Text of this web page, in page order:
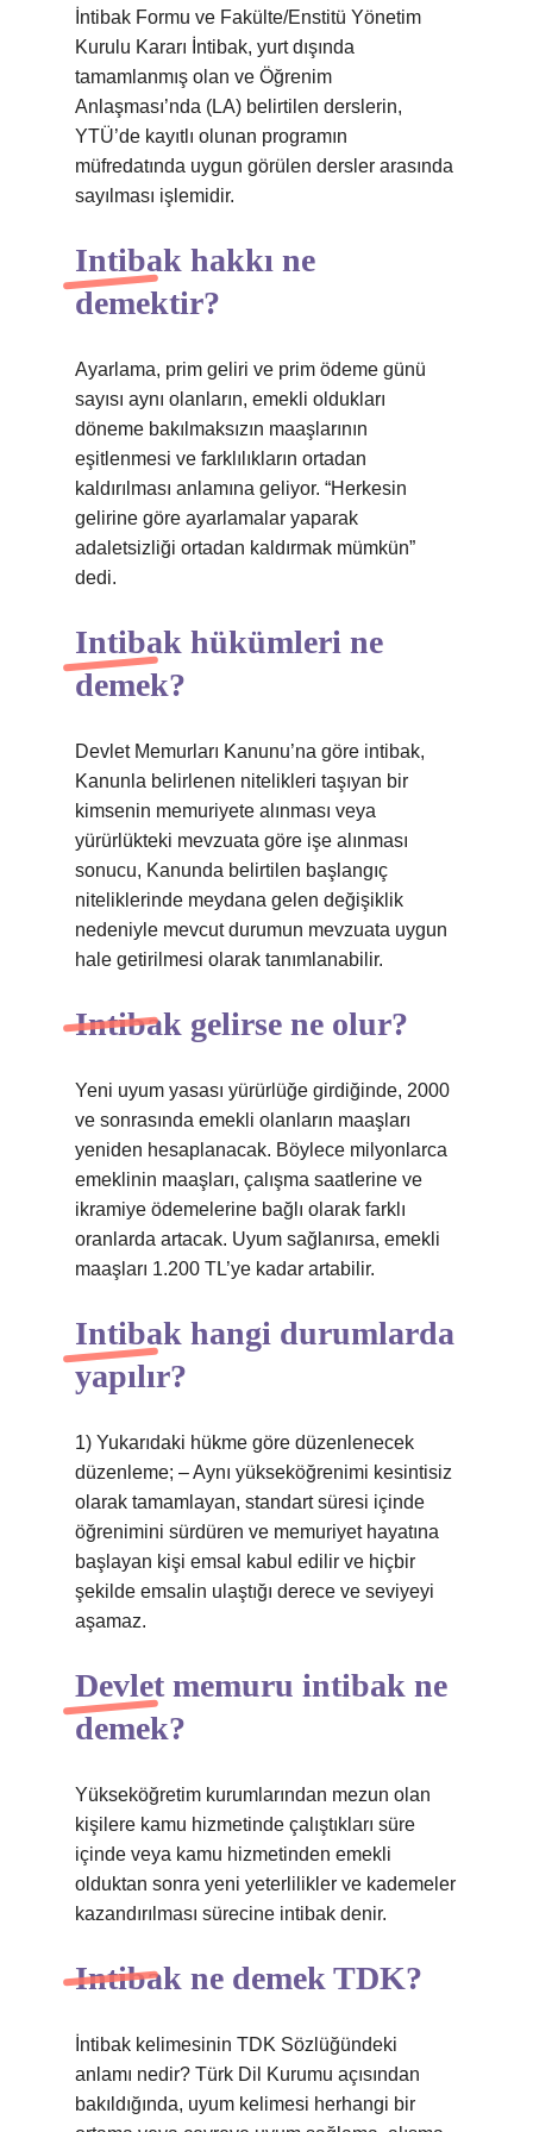
İntibak Formu ve Fakülte/Enstitü Yönetim
Kurulu Kararı İntibak, yurt dışında
tamamlanmış olan ve Öğrenim
Anlaşması’nda (LA) belirtilen derslerin,
YTÜ’de kayıtlı olunan programın
müfredatında uygun görülen dersler arasında
sayılması işlemidir.
Intibak hakkı ne
demektir?
Ayarlama, prim geliri ve prim ödeme günü
sayısı aynı olanların, emekli oldukları
döneme bakılmaksızın maaşlarının
eşitlenmesi ve farklılıkların ortadan
kaldırılması anlamına geliyor. “Herkesin
gelirine göre ayarlamalar yaparak
adaletsizliği ortadan kaldırmak mümkün”
dedi.
Intibak hükümleri ne
demek?
Devlet Memurları Kanunu’na göre intibak,
Kanunla belirlenen nitelikleri taşıyan bir
kimsenin memuriyete alınması veya
yürürlükteki mevzuata göre işe alınması
sonucu, Kanunda belirtilen başlangıç ​​
niteliklerinde meydana gelen değişiklik
nedeniyle mevcut durumun mevzuata uygun
hale getirilmesi olarak tanımlanabilir.
Intibak gelirse ne olur?
Yeni uyum yasası yürürlüğe girdiğinde, 2000
ve sonrasında emekli olanların maaşları
yeniden hesaplanacak. Böylece milyonlarca
emeklinin maaşları, çalışma saatlerine ve
ikramiye ödemelerine bağlı olarak farklı
oranlarda artacak. Uyum sağlanırsa, emekli
maaşları 1.200 TL’ye kadar artabilir.
Intibak hangi durumlarda
yapılır?
1) Yukarıdaki hükme göre düzenlenecek
düzenleme; – Aynı yükseköğrenimi kesintisiz
olarak tamamlayan, standart süresi içinde
öğrenimini sürdüren ve memuriyet hayatına
başlayan kişi emsal kabul edilir ve hiçbir
şekilde emsalin ulaştığı derece ve seviyeyi
aşamaz.
Devlet memuru intibak ne
demek?
Yükseköğretim kurumlarından mezun olan
kişilere kamu hizmetinde çalıştıkları süre
içinde veya kamu hizmetinden emekli
olduktan sonra yeni yeterlilikler ve kademeler
kazandırılması sürecine intibak denir.
Intibak ne demek TDK?
İntibak kelimesinin TDK Sözlüğündeki
anlamı nedir? Türk Dil Kurumu açısından
bakıldığında, uyum kelimesi herhangi bir